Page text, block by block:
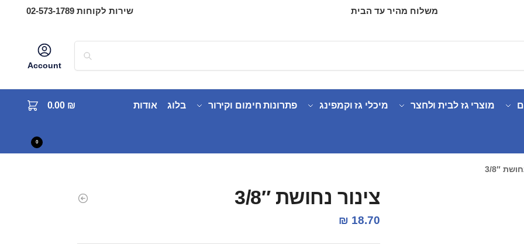
משלוח מהיר עד הבית שירות לקוחות 02-573-1789
Account
מוצרי גז לבית ולחצר מיכלי גז וקמפינג פתרונות חימום וקירור בלוג אודות ₪
0
3/8″
צינור נחושת 3/8″
₪ 18.70